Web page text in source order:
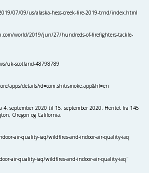
07/09/us/alaska-hess-creek-fire-2019-trnd/index.html
world/2019/jun/27/hundreds-of-firefighters-tackle-
uk-scotland-48798789
apps/details?id=com.shitismoke.app&hl=en
4. september 2020 til 15. september 2020. Hentet fra 145
Oregon og California.
air-quality-iaq/wildfires-and-indoor-air-quality-iaq
air-quality-iaq/wildfires-and-indoor-air-quality-iaq¨